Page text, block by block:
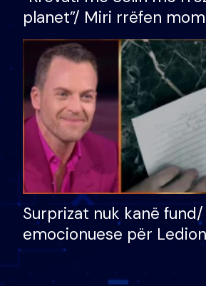
planet”/ Miri rrëfen
bukura në shtëpinë e
mungojë zilja e
Surprizat nuk kanë
emocionuese për
nëna dhe fëmijët e tij,
nuk i mban dot lotët: